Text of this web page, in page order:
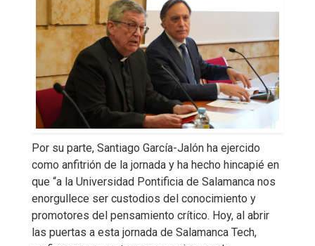
Por su parte, Santiago García-Jalón ha ejercido
como anfitrión de la jornada y ha hecho hincapié en
que “a la Universidad Pontificia de Salamanca nos
enorgullece ser custodios del conocimiento y
promotores del pensamiento crítico. Hoy, al abrir
las puertas a esta jornada de Salamanca Tech,